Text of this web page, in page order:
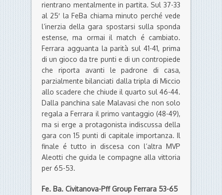
rientrano mentalmente in partita. Sul 37-33
al 25′ la FeBa chiama minuto perché vede
l’inerzia della gara spostarsi sulla sponda
estense, ma ormai il match é cambiato.
Ferrara agguanta la parità sul 41-41, prima
di un gioco da tre punti e di un contropiede
che riporta avanti le padrone di casa,
parzialmente bilanciati dalla tripla di Miccio
allo scadere che chiude il quarto sul 46-44.
Dalla panchina sale Malavasi che non solo
regala a Ferrara il primo vantaggio (48-49),
ma si erge a protagonista indiscussa della
gara con 15 punti di capitale importanza. Il
finale é tutto in discesa con l’altra MVP
Aleotti che guida le compagne alla vittoria
per 65-53.
Fe. Ba. Civitanova-Pff Group Ferrara 53-65